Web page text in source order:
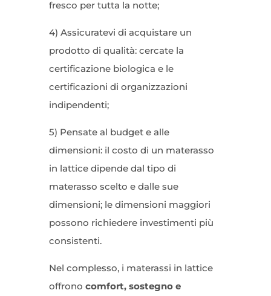
fresco per tutta la notte;
4) Assicuratevi di acquistare un
prodotto di qualità: cercate la
certificazione biologica e le
certificazioni di organizzazioni
indipendenti;
5) Pensate al budget e alle
dimensioni: il costo di un materasso
in lattice dipende dal tipo di
materasso scelto e dalle sue
dimensioni; le dimensioni maggiori
possono richiedere investimenti più
consistenti.
Nel complesso, i materassi in lattice
offrono comfort, sostegno e